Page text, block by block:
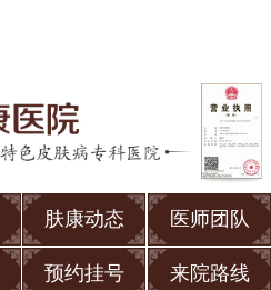
肤康动态 医师团队
预约挂号 来院路线